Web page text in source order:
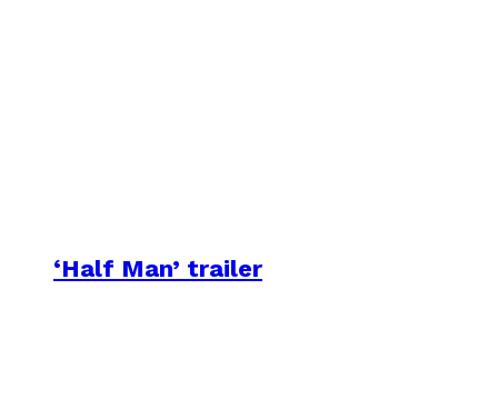
‘Half Man’ trailer